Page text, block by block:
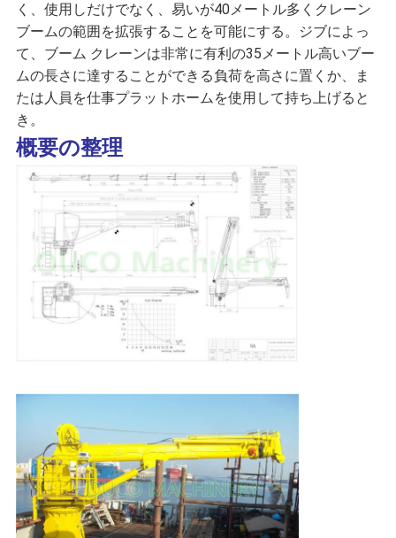
バ
シ
ー
ポ
リ
く、使用しだけでなく、易いが40メートル多くクレーン
ブームの範囲を拡張することを可能にする。ジブによっ
て、ブーム クレーンは非常に有利の35メートル高いブー
ムの長さに達することができる負荷を高さに置くか、ま
たは人員を仕事プラットホームを使用して持ち上げると
き。
概要の整理